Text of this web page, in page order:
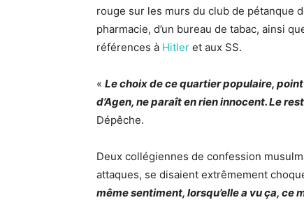
rouge sur les murs du club de pétanque
pharmacie, d’un bureau de tabac, ainsi
références à Hitler et aux SS.
« Le choix de ce quartier populaire,
d’Agen, ne paraît en rien innocent. Le
Dépêche.
Deux collégiennes de confession
attaques, se disaient extrêmement
même sentiment, lorsqu’elle a vu ça, ce